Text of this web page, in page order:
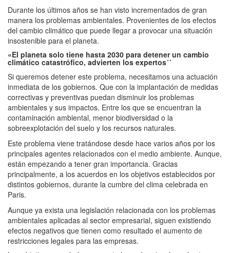
Durante los últimos años se han visto incrementados de gran
manera los problemas ambientales. Provenientes de los efectos
del cambio climático que puede llegar a provocar una situación
insostenible para el planeta.
«El planeta solo tiene hasta 2030 para detener un cambio
climático catastrófico, advierten los expertos´´
Si queremos detener este problema, necesitamos una actuación
inmediata de los gobiernos. Que con la implantación de medidas
correctivas y preventivas puedan disminuir los problemas
ambientales y sus impactos. Entre los que se encuentran la
contaminación ambiental, menor biodiversidad o la
sobreexplotación del suelo y los recursos naturales.
Este problema viene tratándose desde hace varios años por los
principales agentes relacionados con el medio ambiente. Aunque,
están empezando a tener gran importancia. Gracias
principalmente, a los acuerdos en los objetivos establecidos por
distintos gobiernos, durante la cumbre del clima celebrada en
Paris.
Aunque ya exista una legislación relacionada con los problemas
ambientales aplicadas al sector empresarial, siguen existiendo
efectos negativos que tienen como resultado el aumento de
restricciones legales para las empresas.